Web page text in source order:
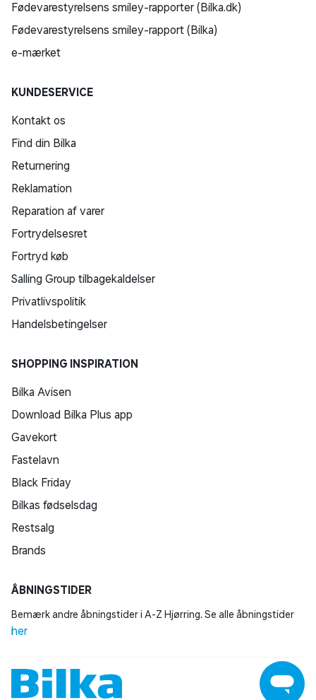
Fødevarestyrelsens smiley-rapporter (Bilka.dk)
Fødevarestyrelsens smiley-rapport (Bilka)
e-mærket
KUNDESERVICE
Kontakt os
Find din Bilka
Returnering
Reklamation
Reparation af varer
Fortrydelsesret
Fortryd køb
Salling Group tilbagekaldelser
Privatlivspolitik
Handelsbetingelser
SHOPPING INSPIRATION
Bilka Avisen
Download Bilka Plus app
Gavekort
Fastelavn
Black Friday
Bilkas fødselsdag
Restsalg
Brands
ÅBNINGSTIDER
Bemærk andre åbningstider i A-Z Hjørring. Se alle åbningstider
her